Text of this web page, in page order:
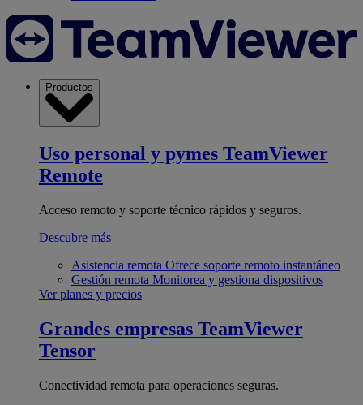
Productos
Uso personal y pymes TeamViewer
Remote
Acceso remoto y soporte técnico rápidos y seguros.
Descubre más
Asistencia remota Ofrece soporte remoto instantáneo
Gestión remota Monitorea y gestiona dispositivos
Ver planes y precios
Grandes empresas TeamViewer
Tensor
Conectividad remota para operaciones seguras.